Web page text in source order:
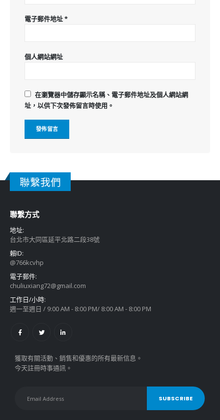
電子郵件地址*
個人網站網址
在瀏覽器中儲存顯示名稱、電子郵件地址及個人網站網
址，以供下次發佈留言時使用。
聯繫我們
聯繫方式
地址:
台北市大同區延平北路二段38號
賴ID:
@766kcvhp
電子郵件:
chuliuxiang72@gmail.com
工作日/小時:
週一至週日 / 9:00 AM - 8:00 PM/ 8:00 AM - 8:00 PM
獲取有關活動、銷售和優惠的所有最新信息。
今天註冊時事通訊。